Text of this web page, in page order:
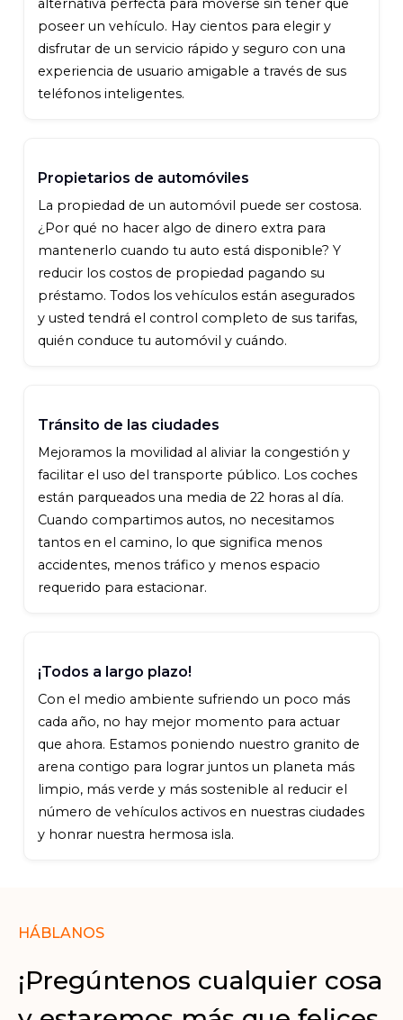
alternativa perfecta para moverse sin tener que
poseer un vehículo. Hay cientos para elegir y
disfrutar de un servicio rápido y seguro con una
experiencia de usuario amigable a través de sus
teléfonos inteligentes.
Propietarios de automóviles
La propiedad de un automóvil puede ser costosa.
¿Por qué no hacer algo de dinero extra para
mantenerlo cuando tu auto está disponible? Y
reducir los costos de propiedad pagando su
préstamo. Todos los vehículos están asegurados
y usted tendrá el control completo de sus tarifas,
quién conduce tu automóvil y cuándo.
Tránsito de las ciudades
Mejoramos la movilidad al aliviar la congestión y
facilitar el uso del transporte público. Los coches
están parqueados una media de 22 horas al día.
Cuando compartimos autos, no necesitamos
tantos en el camino, lo que significa menos
accidentes, menos tráfico y menos espacio
requerido para estacionar.
¡Todos a largo plazo!
Con el medio ambiente sufriendo un poco más
cada año, no hay mejor momento para actuar
que ahora. Estamos poniendo nuestro granito de
arena contigo para lograr juntos un planeta más
limpio, más verde y más sostenible al reducir el
número de vehículos activos en nuestras ciudades
y honrar nuestra hermosa isla.
HÁBLANOS
¡Pregúntenos cualquier cosa